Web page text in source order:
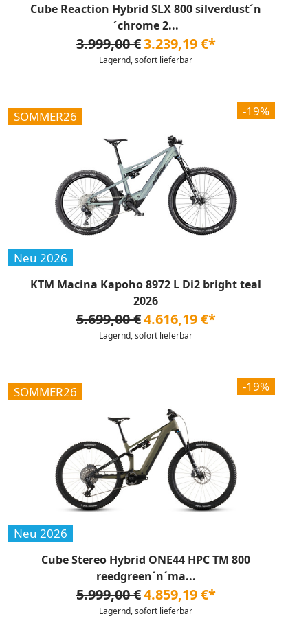
Cube Reaction Hybrid SLX 800 silverdust´n
´chrome 2...
3.999,00 €3.239,19 €*
Lagernd, sofort lieferbar
-19%
SOMMER26
Neu 2026
KTM Macina Kapoho 8972 L Di2 bright teal
2026
5.699,00 €4.616,19 €*
Lagernd, sofort lieferbar
-19%
SOMMER26
Neu 2026
Cube Stereo Hybrid ONE44 HPC TM 800
reedgreen´n´ma...
5.999,00 €4.859,19 €*
Lagernd, sofort lieferbar